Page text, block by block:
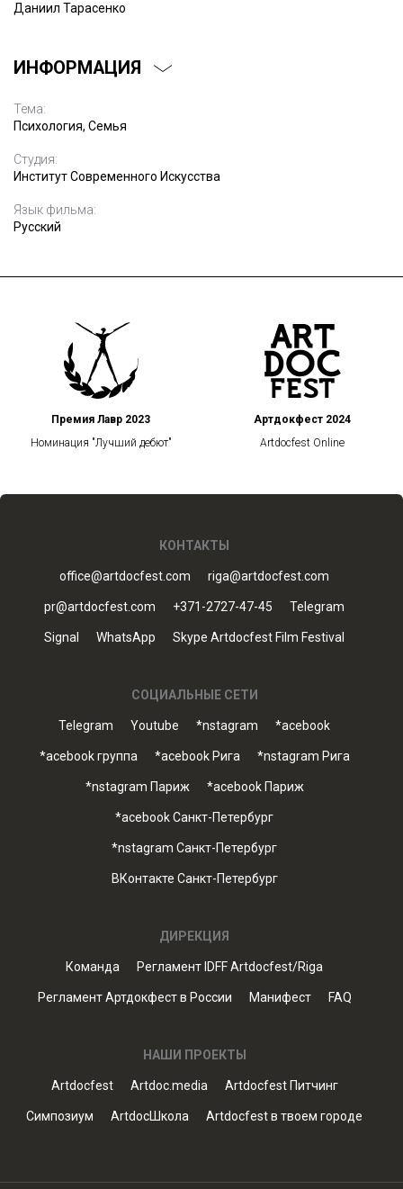
Даниил Тарасенко
ИНФОРМАЦИЯ
Тема:
Психология, Семья
Студия:
Институт Современного Искусства
Язык фильма:
Русский
Премия Лавр 2023
Номинация "Лучший дебют"
Артдокфест 2024
Artdocfest Online
КОНТАКТЫ
office@artdocfest.com riga@artdocfest.com
pr@artdocfest.com +371-2727-47-45 Telegram
Signal WhatsApp Skype Artdocfest Film Festival
СОЦИАЛЬНЫЕ СЕТИ
Telegram Youtube *nstagram *acebook
*acebook группа *acebook Рига *nstagram Рига
*nstagram Париж *acebook Париж
*acebook Санкт-Петербург
*nstagram Санкт-Петербург
ВКонтакте Санкт-Петербург
ДИРЕКЦИЯ
Команда Регламент IDFF Artdocfest/Riga
Регламент Артдокфест в России Манифест FAQ
НАШИ ПРОЕКТЫ
Artdocfest Artdoc.media Artdocfest Питчинг
Симпозиум ArtdocШкола Artdocfest в твоем городе